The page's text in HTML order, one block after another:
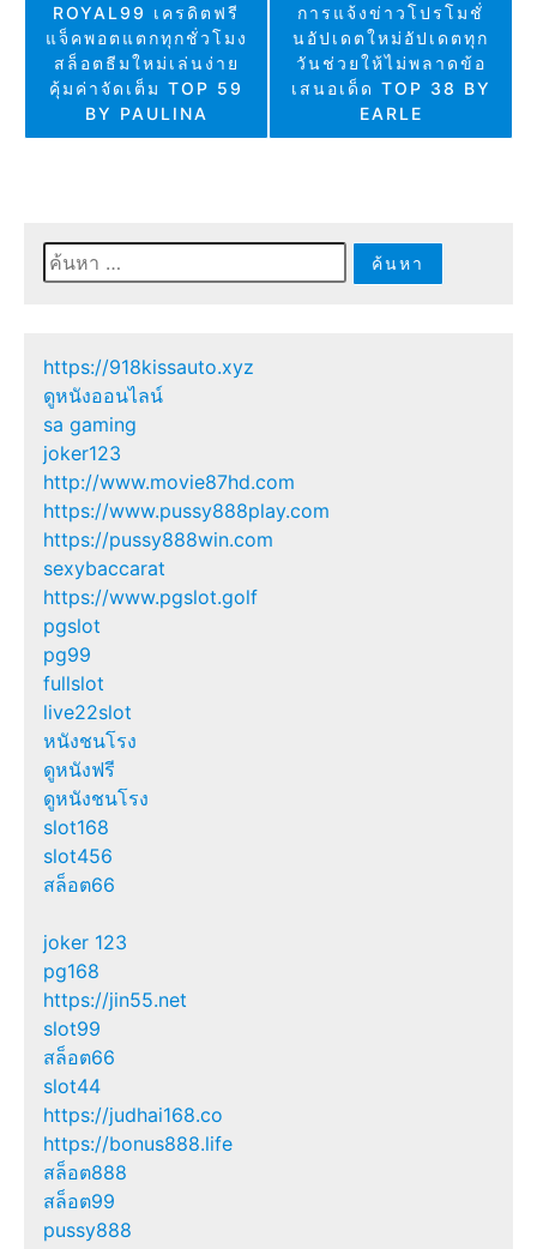
ROYAL99 เครดิตฟรี
แจ็คพอตแตกทุกชั่วโมง
สล็อตธีมใหม่เล่นง่าย
คุ้มค่าจัดเต็ม TOP 59
BY PAULINA
การแจ้งข่าวโปรโมชั่
นอัปเดตใหม่อัปเดตทุก
วันช่วยให้ไม่พลาดข้อ
เสนอเด็ด TOP 38 BY
EARLE
ค้นหา
สำหรับ:
https://918kissauto.xyz
ดูหนังออนไลน์
sa gaming
joker123
http://www.movie87hd.com
https://www.pussy888play.com
https://pussy888win.com
sexybaccarat
https://www.pgslot.golf
pgslot
pg99
fullslot
live22slot
หนังชนโรง
ดูหนังฟรี
ดูหนังชนโรง
slot168
slot456
สล็อต66
joker 123
pg168
https://jin55.net
slot99
สล็อต66
slot44
https://judhai168.co
https://bonus888.life
สล็อต888
สล็อต99
pussy888